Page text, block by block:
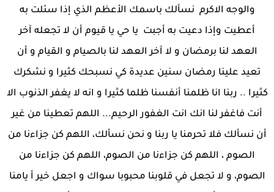
والوجه الاكرم نسألك باسمك الأعظم الذي إذا سئلت به
أعطيت وإذا دعيت به أجبت يا حي يا قيوم أن لا تجعله آخر
العهد لنا برمضان و لا آخر العهد لنا بالصيام و القيام و أن
تعيد علينا رمضان سنين عديدة كي نسبحك كثيرا و نشكرك
كثيرا .. ربنا انا ظلمنا أنفسنا ظلما كثيرا و انه لا يغفر الذنوب الا
أنت فاغفر لنا انك انت الغفور الرحيم... اللهم تعطينا من غير
أن نسألك فلا تحرمنا يا ربنا و نحن نسألك، اللهم كن جزاءنا من
الصوم ، اللهم كن جزاءنا من الصوم، اللهم كن جزاءنا من
الصوم، و لا تجعل في قلوبنا محبوبا سواك و اجعل خير أ يامنا